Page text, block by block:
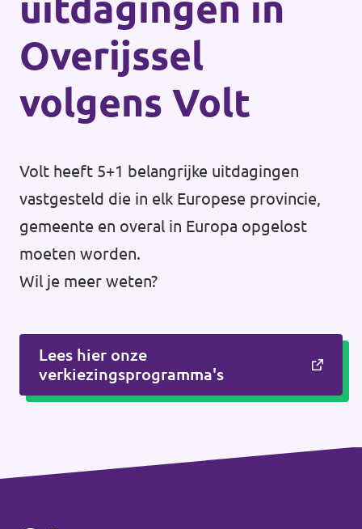
Overijssel
volgens Volt
Volt heeft 5+1 belangrijke uitdagingen
vastgesteld die in elk Europese provincie,
gemeente en overal in Europa opgelost
moeten worden.
Wil je meer weten?
Lees hier onze
verkiezingsprogramma's